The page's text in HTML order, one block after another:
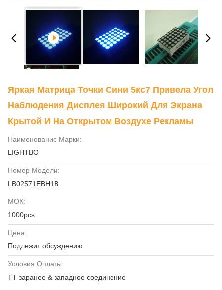
Яркая Матрица Точки Сини 5кс7 Привела Угол
Наблюдения Дисплея Широкий Для Экрана
Крытой И На Открытом Воздухе Рекламы
Наименование Марки:
LIGHTBO
Номер Модели:
LB02571EBH1B
МОК:
1000pcs
Цена:
Подлежит обсуждению
Условия Оплаты:
TT заранее & западное соединение